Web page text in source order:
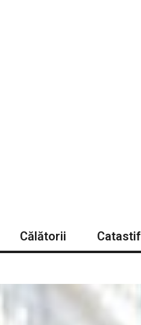
Călătorii Catastif